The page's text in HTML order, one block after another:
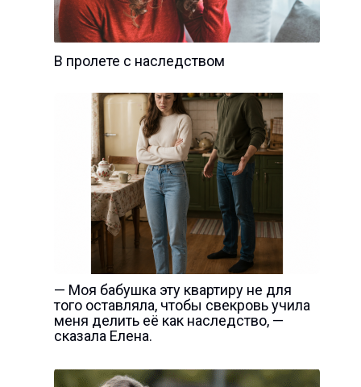
В пролете с наследством
— Моя бабушка эту квартиру не для
того оставляла, чтобы свекровь учила
меня делить её как наследство, —
сказала Елена.